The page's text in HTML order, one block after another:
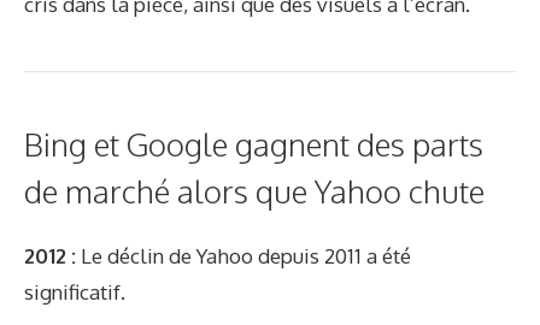
Bing et Google gagnent des parts
de marché alors que Yahoo chute
2012 : Le déclin de Yahoo depuis 2011 a été
significatif.